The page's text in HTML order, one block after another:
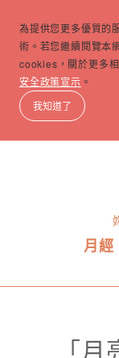
為提供您更多優質的
術。若您繼續閱覽本
cookies，關於更多
安全政策宣示 。
我知道了
月經
「